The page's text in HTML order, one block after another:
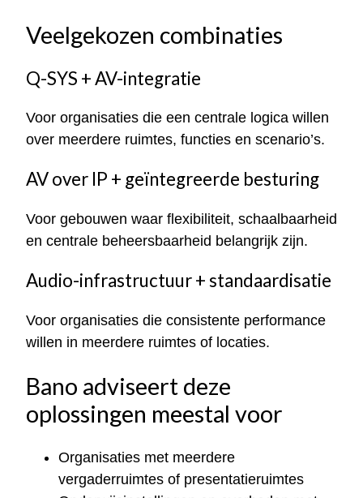
Veelgekozen combinaties
Q-SYS + AV-integratie
Voor organisaties die een centrale logica willen
over meerdere ruimtes, functies en scenario’s.
AV over IP + geïntegreerde besturing
Voor gebouwen waar flexibiliteit, schaalbaarheid
en centrale beheersbaarheid belangrijk zijn.
Audio-infrastructuur + standaardisatie
Voor organisaties die consistente performance
willen in meerdere ruimtes of locaties.
Bano adviseert deze
oplossingen meestal voor
Organisaties met meerdere
vergaderruimtes of presentatieruimtes